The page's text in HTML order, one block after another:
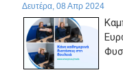
Δευτέρα, 08 Απρ 2024